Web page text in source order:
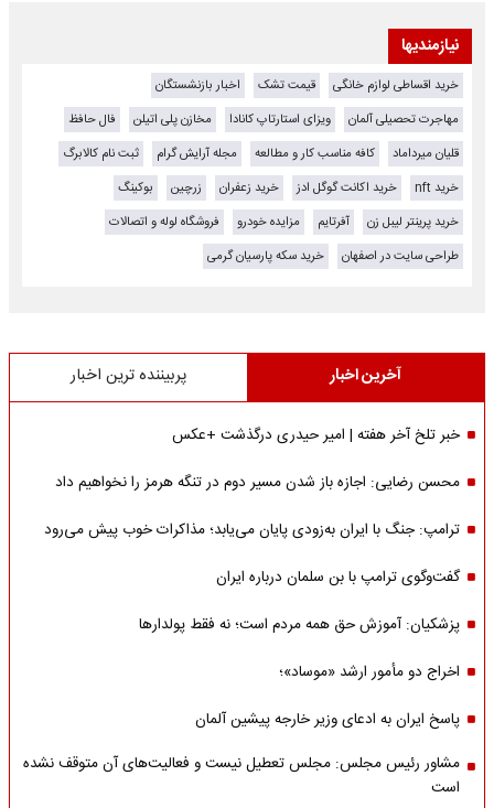
نیازمندیها
خرید اقساطی لوازم خانگی قیمت تشک
اخبار بازنشستگان
مهاجرت تحصیلی آلمان
ویزای استارتاپ کانادا مخازن پلی اتیلن
فال حافظ
قلیان میرداماد
کافه مناسب کار و مطالعه مجله آرایش گرام
ثبت نام کالابرگ
خرید nft
خرید اکانت گوگل ادز خرید زعفران زرچین
بوکینگ
خرید پرینتر لیبل زن
آفرتایم مزایده خودرو
فروشگاه لوله و اتصالات
طراحی سایت در اصفهان
خرید سکه پارسیان گرمی
آخرین اخبار پربیننده ترین اخبار
خبر تلخ آخر هفته | امیر حیدری درگذشت +عکس
محسن رضایی: اجازه باز شدن مسیر دوم در تنگه هرمز را نخواهیم داد
ترامپ: جنگ با ایران به‌زودی پایان می‌یابد؛ مذاکرات خوب پیش می‌رود
گفت‌وگوی ترامپ با بن سلمان درباره ایران
پزشکیان: آموزش حق همه مردم است؛ نه فقط پولدارها
اخراج دو مأمور ارشد «موساد»؛
پاسخ ایران به ادعای وزیر خارجه پیشین آلمان
مشاور رئیس مجلس: مجلس تعطیل نیست و فعالیت‌های آن متوقف نشده
است